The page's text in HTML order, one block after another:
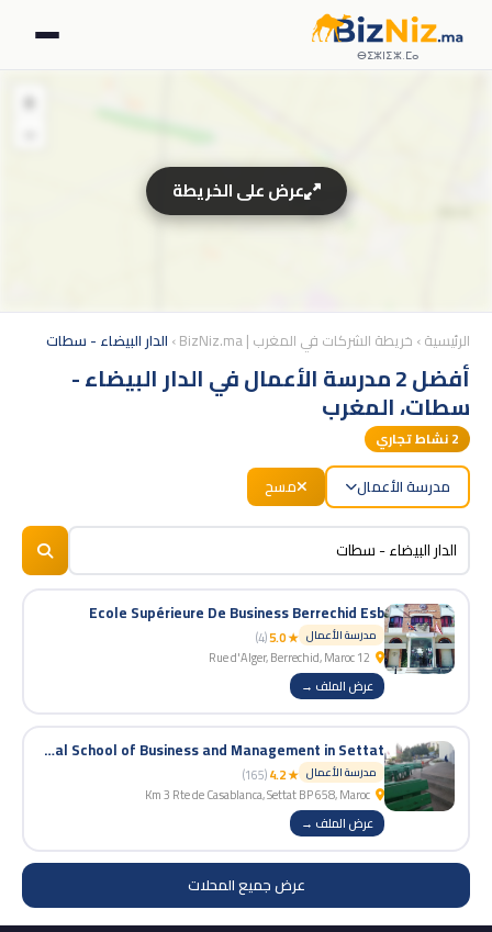
ⴱⵉⵣⵏⵉⵣ.ⵎⴰ
الرئيسية› خريطة الشركات في المغرب | BizNiz.ma › الدار البيضاء - سطات
أفضل 2 مدرسة الأعمال في الدار البيضاء -
سطات، المغرب
2نشاط تجاري
مدرسة الأعمال مسح
Ecole Supérieure De Business Berrechid Esb
مدرسة الأعمال ★ 5.0
(4)
عرض الملف →
National School of Business and Management in Settat
مدرسة الأعمال ★ 4.2
(165)
عرض الملف →
عرض جميع المحلات
+
BizNiz.ma
عرض على الخريطة